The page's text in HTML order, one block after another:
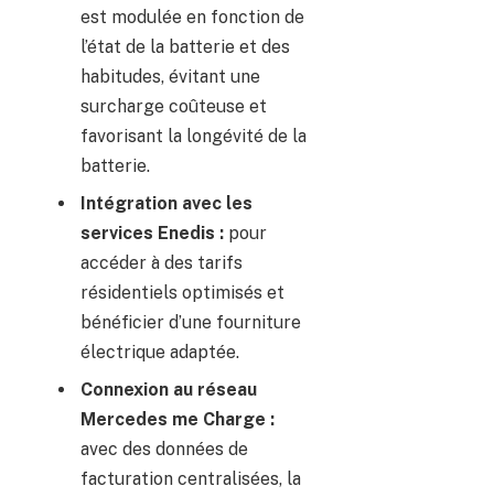
est modulée en fonction de
l’état de la batterie et des
habitudes, évitant une
surcharge coûteuse et
favorisant la longévité de la
batterie.
Intégration avec les
services Enedis : pour
accéder à des tarifs
résidentiels optimisés et
bénéficier d’une fourniture
électrique adaptée.
Connexion au réseau
Mercedes me Charge :
avec des données de
facturation centralisées, la